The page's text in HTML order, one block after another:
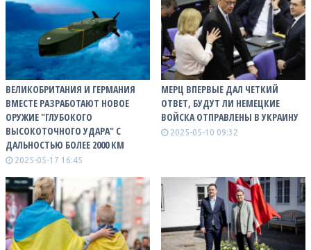
ВЕЛИКОБРИТАНИЯ И ГЕРМАНИЯ
ВМЕСТЕ РАЗРАБОТАЮТ НОВОЕ
ОРУЖИЕ "ГЛУБОКОГО
ВЫСОКОТОЧНОГО УДАРА" С
ДАЛЬНОСТЬЮ БОЛЕЕ 2000 КМ
2025-05-17 16:45
МЕРЦ ВПЕРВЫЕ ДАЛ ЧЕТКИЙ
ОТВЕТ, БУДУТ ЛИ НЕМЕЦКИЕ
ВОЙСКА ОТПРАВЛЕНЫ В УКРАИНУ
2025-05-10 09:32